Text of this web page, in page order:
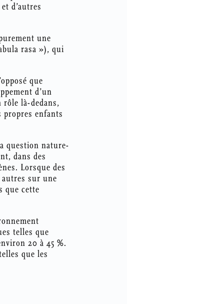
d’autres
une
rasa »), qui
que
d’un
là-dedans,
propres enfants
question nature-
dans des
Lorsque des
sur une
que cette
telles que
20 à 45 %.
que les